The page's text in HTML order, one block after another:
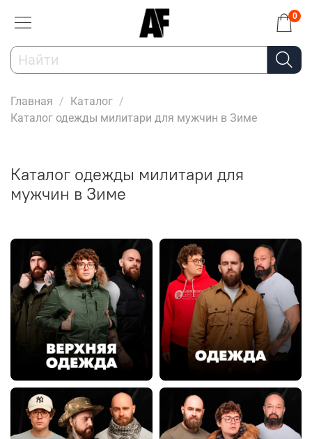
0
Главная
Каталог
Каталог одежды милитари для мужчин в Зиме
Каталог одежды милитари для
мужчин в Зиме